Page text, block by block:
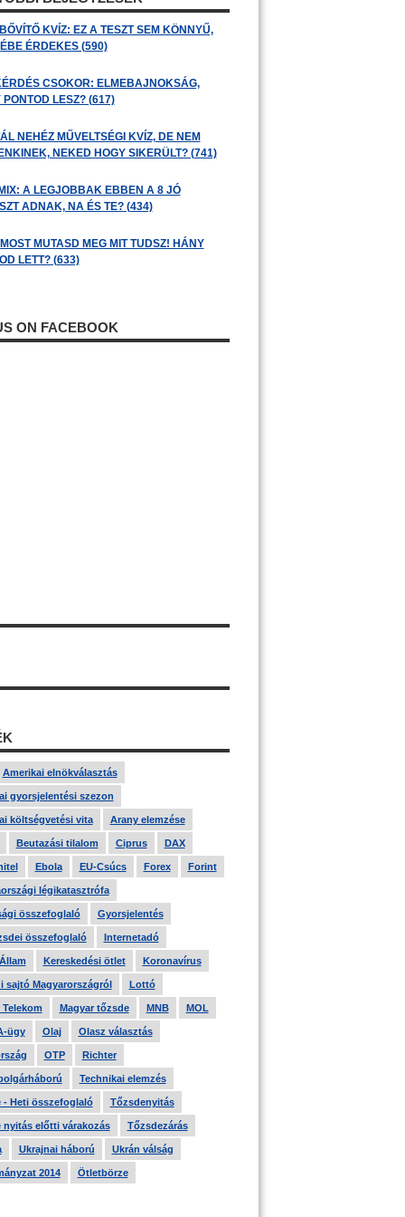
KVÍZ: EZ A TESZT SEM KÖNNYŰ,
ÉRDEKES (590)
CSOKOR: ELMEBAJNOKSÁG,
PONTOD LESZ? (617)
NEHÉZ MŰVELTSÉGI KVÍZ, DE NEM
NEKED HOGY SIKERÜLT? (741)
A LEGJOBBAK EBBEN A 8 JÓ
ADNAK, NA ÉS TE? (434)
MUTASD MEG MIT TUDSZ! HÁNY
LETT? (633)
ON FACEBOOK
Amerikai elnökválasztás
gyorsjelentési szezon
költségvetési vita Arany elemzése
Beutazási tilalom Ciprus DAX
Ebola EU-Csúcs Forex Forint
légikatasztrófa
összefoglaló Gyorsjelentés
összefoglaló Internetadó
Kereskedési ötlet Koronavírus
sajtó Magyarországról Lottó
Telekom Magyar tőzsde MNB MOL
ügy Olaj Olasz választás
OTP Richter
Technikai elemzés
- Heti összefoglaló Tőzsdenyitás
nyitás előtti várakozás Tőzsdezárás
Ukrajnai háború Ukrán válság
2014 Ötletbörze